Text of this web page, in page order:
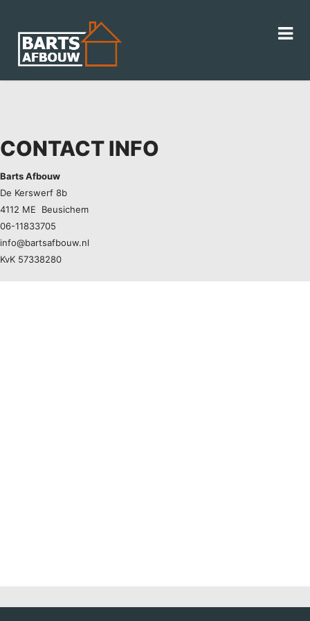
CONTACT INFO
Barts Afbouw
De Kerswerf 8b
4112 ME Beusichem
06-11833705
info@bartsafbouw.nl
KvK 57338280